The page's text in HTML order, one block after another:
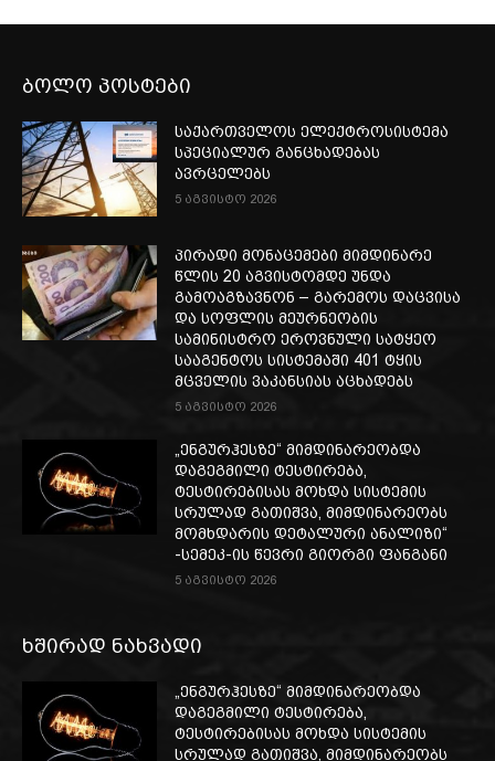
ბოლო პოსტები
საქართველოს ელექტროსისტემა
სპეციალურ განცხადებას
ავრცელებს
5 აგვისტო 2026
პირადი მონაცემები მიმდინარე
წლის 20 აგვისტომდე უნდა
გამოაგზავნონ – გარემოს დაცვისა
და სოფლის მეურნეობის
სამინისტრო ეროვნული სატყეო
სააგენტოს სისტემაში 401 ტყის
მცველის ვაკანსიას აცხადებს
5 აგვისტო 2026
„ენგურჰესზე“ მიმდინარეობდა
დაგეგმილი ტესტირება,
ტესტირებისას მოხდა სისტემის
სრულად გათიშვა, მიმდინარეობს
მომხდარის დეტალური ანალიზი“
-სემეკ-ის წევრი გიორგი ფანგანი
5 აგვისტო 2026
ხშირად ნახვადი
„ენგურჰესზე“ მიმდინარეობდა
დაგეგმილი ტესტირება,
ტესტირებისას მოხდა სისტემის
სრულად გათიშვა, მიმდინარეობს